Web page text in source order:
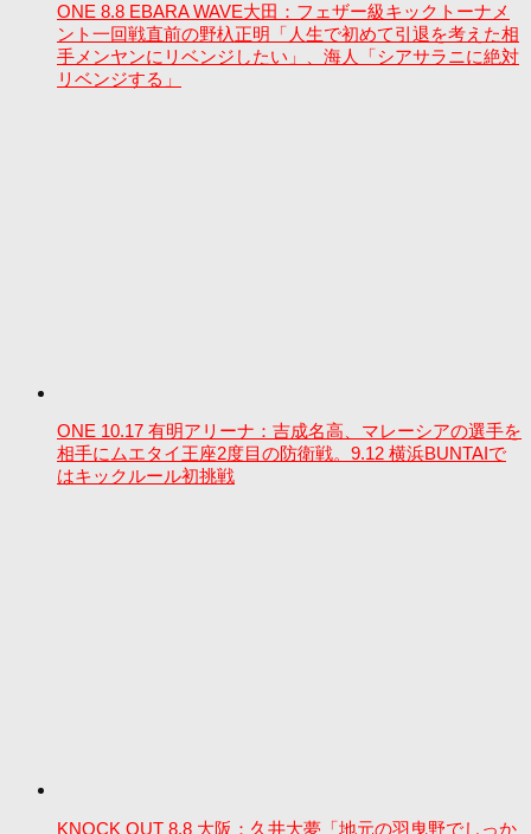
ONE 8.8 EBARA WAVE大田：フェザー級キックトーナメ
ント一回戦直前の野杁正明「人生で初めて引退を考えた相
手メンヤンにリベンジしたい」、海人「シアサラニに絶対
リベンジする」
ONE 10.17 有明アリーナ：吉成名高、マレーシアの選手を
相手にムエタイ王座2度目の防衛戦。9.12 横浜BUNTAIで
はキックルール初挑戦
KNOCK OUT 8.8 大阪：久井大夢「地元の羽曳野でしっか